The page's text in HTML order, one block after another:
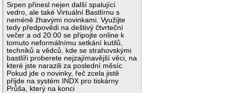
Srpen přinesl nejen další spalující
vedro, ale také Virtuální Bastlírnu s
neméně žhavými novinkami. Využijte
tedy předpovědi na deštivý čtvrteční
večer a od 20:00 se připojte online k
tomuto neformálnímu setkání kutilů,
techniků a vědců, kde se strahovskými
bastlíři proberete nejzajímavější věci, na
které jste narazili za poslední měsíc.
Pokud jde o novinky, řeč zcela jistě
přijde na systém INDX pro tiskárny
Průša, který na konci